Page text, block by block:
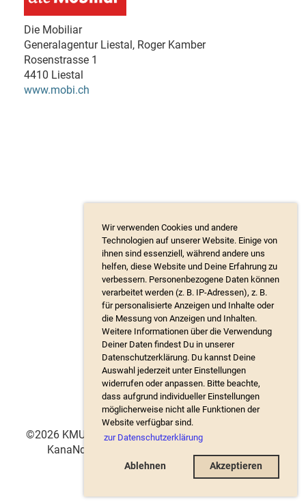
Wir verwenden Cookies und andere
Technologien auf unserer Website. Einige von
ihnen sind essenziell, während andere uns
helfen, diese Website und Deine Erfahrung zu
verbessern. Personenbezogene Daten können
verarbeitet werden (z. B. IP-Adressen), z. B.
für personalisierte Anzeigen und Inhalte oder
die Messung von Anzeigen und Inhalten.
Weitere Informationen über die Verwendung
Deiner Daten findest Du in unserer
Datenschutzerklärung. Du kannst Deine
Auswahl jederzeit unter Einstellungen
widerrufen oder anpassen. Bitte beachte,
dass aufgrund individueller Einstellungen
möglicherweise nicht alle Funktionen der
Website verfügbar sind.
zur Datenschutzerklärung
Ablehnen Akzeptieren
Die Mobiliar
Generalagentur Liestal, Roger Kamber
Rosenstrasse 1
4410 Liestal
www.mobi.ch
©2026 KMU Waldenburgertal, Website: Katrin Kaden,
KanaNda GmbH